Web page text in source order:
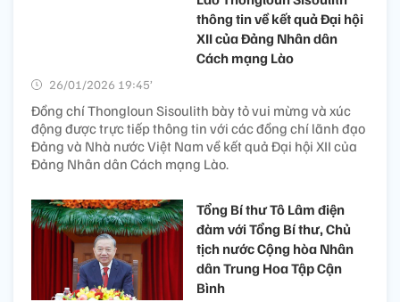
thông tin về kết quả Đại hội
XII của Đảng Nhân dân
Cách mạng Lào
26/01/2026 19:45’
Đồng chí Thongloun Sisoulith bày tỏ vui mừng và xúc
động được trực tiếp thông tin với các đồng chí lãnh đạo
Đảng và Nhà nước Việt Nam về kết quả Đại hội XII của
Đảng Nhân dân Cách mạng Lào.
Tổng Bí thư Tô Lâm điện
đàm với Tổng Bí thư, Chủ
tịch nước Cộng hòa Nhân
dân Trung Hoa Tập Cận
Bình